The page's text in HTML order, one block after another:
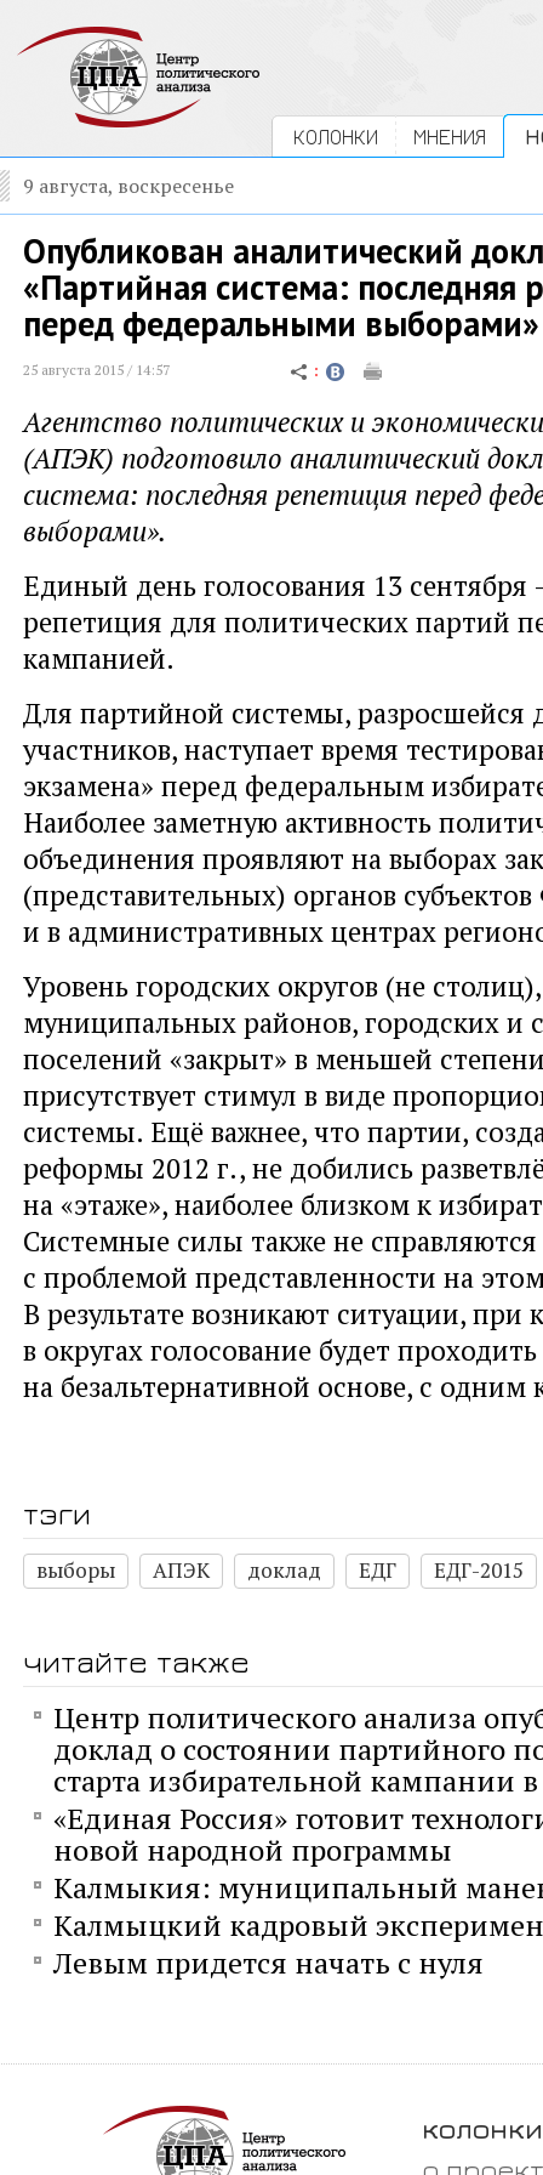
КОЛОНКИ МНЕНИЯ
9 августа, воскресенье
Опубликован аналитический
«Партийная система: последняя
перед федеральными выборами»
25 августа 2015 / 14:57
Агентство политических и
(АПЭК) подготовило аналитический
система: последняя репетиция перед
выборами».
Единый день голосования 13 сентября
репетиция для политических партий
кампанией.
Для партийной системы, разросшейся
участников, наступает время
экзамена» перед федеральным
Наиболее заметную активность
объединения проявляют на выборах
(представительных) органов
и в административных центрах
Уровень городских округов (не столиц),
муниципальных районов, городских и
поселений «закрыт» в меньшей
присутствует стимул в виде
системы. Ещё важнее, что партии,
реформы 2012 г., не добились
на «этаже», наиболее близком к
Системные силы также не
с проблемой представленности на
В результате возникают ситуации, при
в округах голосование будет проходить
на безальтернативной основе, с
тэги
выборы АПЭК доклад ЕДГ ЕДГ-2015
читайте также
Центр политического анализа
доклад о состоянии партийного
старта избирательной кампании
«Единая Россия» готовит
новой народной программы
Калмыкия: муниципальный
Калмыцкий кадровый
Левым придется начать с нуля
колонки